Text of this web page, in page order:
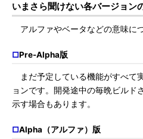
いまさら聞けない各バージョン
アルファやベータなどの意味に
□Pre-Alpha版
まだ予定している機能がすべて
ョンです。開発途中の毎晩ビルド
示す場合もあります。
□Alpha（アルファ）版